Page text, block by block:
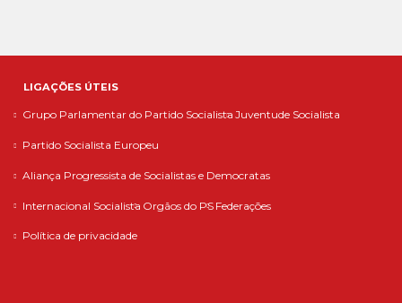
LIGAÇÕES ÚTEIS
Grupo Parlamentar do Partido Socialista Juventude Socialista
Partido Socialista Europeu
Aliança Progressista de Socialistas e Democratas
Internacional Socialista Orgãos do PS Federações
Política de privacidade